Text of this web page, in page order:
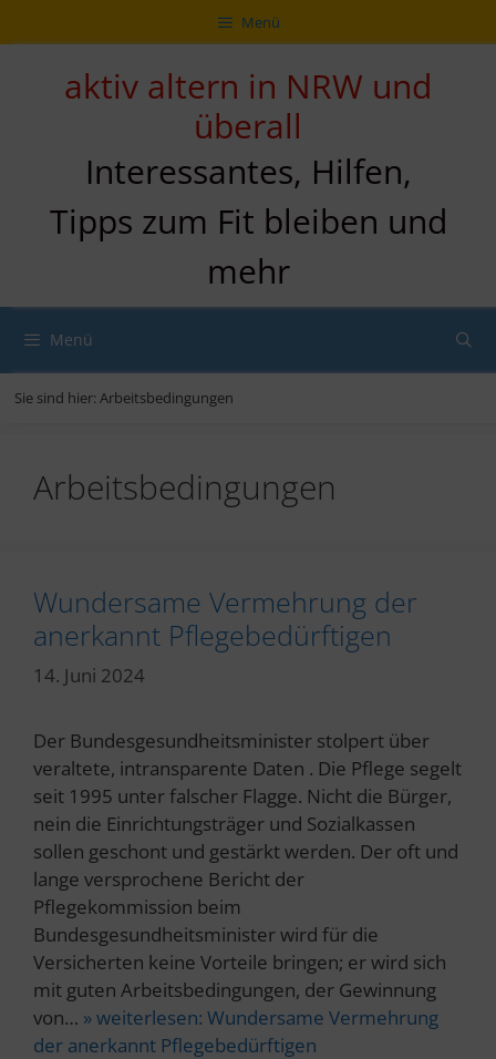
Inhalt
zur
Navigation
Inhalt
Menü
aktiv altern in NRW und
überall
Interessantes, Hilfen,
Tipps zum Fit bleiben und
mehr
Menü
Sie sind hier: Arbeitsbedingungen
Arbeitsbedingungen
Wundersame Vermehrung der
anerkannt Pflegebedürftigen
14. Juni 2024
Der Bundesgesundheitsminister stolpert über
veraltete, intransparente Daten . Die Pflege segelt
seit 1995 unter falscher Flagge. Nicht die Bürger,
nein die Einrichtungsträger und Sozialkassen
sollen geschont und gestärkt werden. Der oft und
lange versprochene Bericht der
Pflegekommission beim
Bundesgesundheitsminister wird für die
Versicherten keine Vorteile bringen; er wird sich
mit guten Arbeitsbedingungen, der Gewinnung
von… » weiterlesen: Wundersame Vermehrung
der anerkannt Pflegebedürftigen